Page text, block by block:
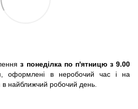
з понеділка по п'ятницю з 9.00
оформлені в неробочий час і на
в найближчий робочий день.